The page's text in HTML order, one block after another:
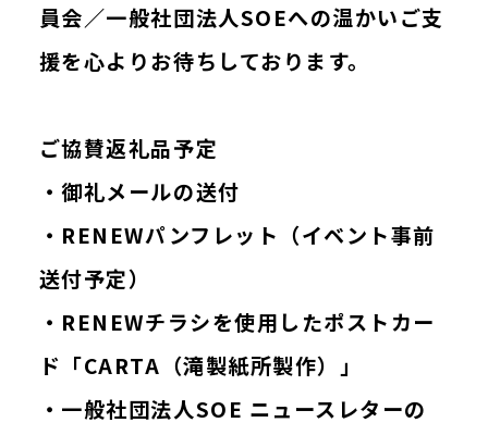
員会／一般社団法人SOEへの温かいご支
援を心よりお待ちしております。
ご協賛返礼品予定
・御礼メールの送付
・RENEWパンフレット（イベント事前
送付予定）
・RENEWチラシを使用したポストカー
ド「CARTA（滝製紙所製作）」
・一般社団法人SOE ニュースレターの